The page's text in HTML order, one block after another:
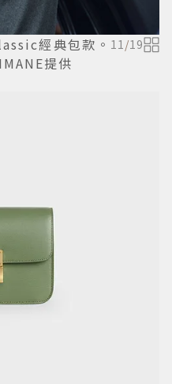
經典包款。
提供
11/19